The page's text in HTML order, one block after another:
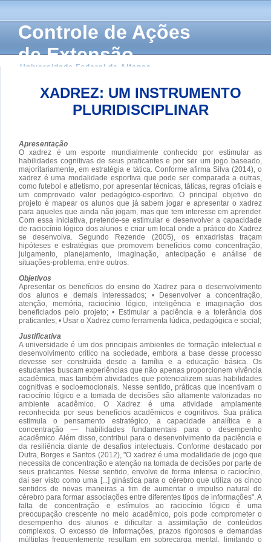
Controle de Ações
de Extensão
Universidade Federal de Alfenas
XADREZ: UM INSTRUMENTO
PLURIDISCIPLINAR
Apresentação
O xadrez é um esporte mundialmente conhecido por estimular as
habilidades cognitivas de seus praticantes e por ser um jogo baseado,
majoritariamente, em estratégia e tática. Conforme afirma Silva (2014), o
xadrez é uma modalidade esportiva que pode ser comparada a outras,
como futebol e atletismo, por apresentar técnicas, táticas, regras oficiais e
um comprovado valor pedagógico-esportivo. O principal objetivo do
projeto é mapear os alunos que já sabem jogar e apresentar o xadrez
para aqueles que ainda não jogam, mas que tem interesse em aprender.
Com essa iniciativa, pretende-se estimular e desenvolver a capacidade
de raciocínio lógico dos alunos e criar um local onde a prático do Xadrez
se desenvolva. Segundo Rezende (2005), os enxadristas traçam
hipóteses e estratégias que promovem benefícios como concentração,
julgamento, planejamento, imaginação, antecipação e análise de
situações-problema, entre outros.
Objetivos
Apresentar os benefícios do ensino do Xadrez para o desenvolvimento
dos alunos e demais interessados; • Desenvolver a concentração,
atenção, memória, raciocínio lógico, inteligência e imaginação dos
beneficiados pelo projeto; • Estimular a paciência e a tolerância dos
praticantes; • Usar o Xadrez como ferramenta lúdica, pedagógica e social;
Justificativa
A universidade é um dos principais ambientes de formação intelectual e
desenvolvimento crítico na sociedade, embora a base desse processo
devesse ser construída desde a família e a educação básica. Os
estudantes buscam experiências que não apenas proporcionem vivência
acadêmica, mas também atividades que potencializem suas habilidades
cognitivas e socioemocionais. Nesse sentido, práticas que incentivam o
raciocínio lógico e a tomada de decisões são altamente valorizadas no
ambiente acadêmico. O Xadrez é uma atividade amplamente
reconhecida por seus benefícios acadêmicos e cognitivos. Sua prática
estimula o pensamento estratégico, a capacidade analítica e a
concentração — habilidades fundamentais para o desempenho
acadêmico. Além disso, contribui para o desenvolvimento da paciência e
da resiliência diante de desafios intelectuais. Conforme destacado por
Dutra, Borges e Santos (2012), "O xadrez é uma modalidade de jogo que
necessita de concentração e atenção na tomada de decisões por parte de
seus praticantes. Nesse sentido, envolve de forma intensa o raciocínio,
daí ser visto como uma [...] ginástica para o cérebro que utiliza os cinco
sentidos de novas maneiras a fim de aumentar o impulso natural do
cérebro para formar associações entre diferentes tipos de informações". A
falta de concentração e estímulos ao raciocínio lógico é uma
preocupação crescente no meio acadêmico, pois pode comprometer o
desempenho dos alunos e dificultar a assimilação de conteúdos
complexos. O excesso de informações, prazos rigorosos e demandas
múltiplas frequentemente resultam em sobrecarga mental, limitando o